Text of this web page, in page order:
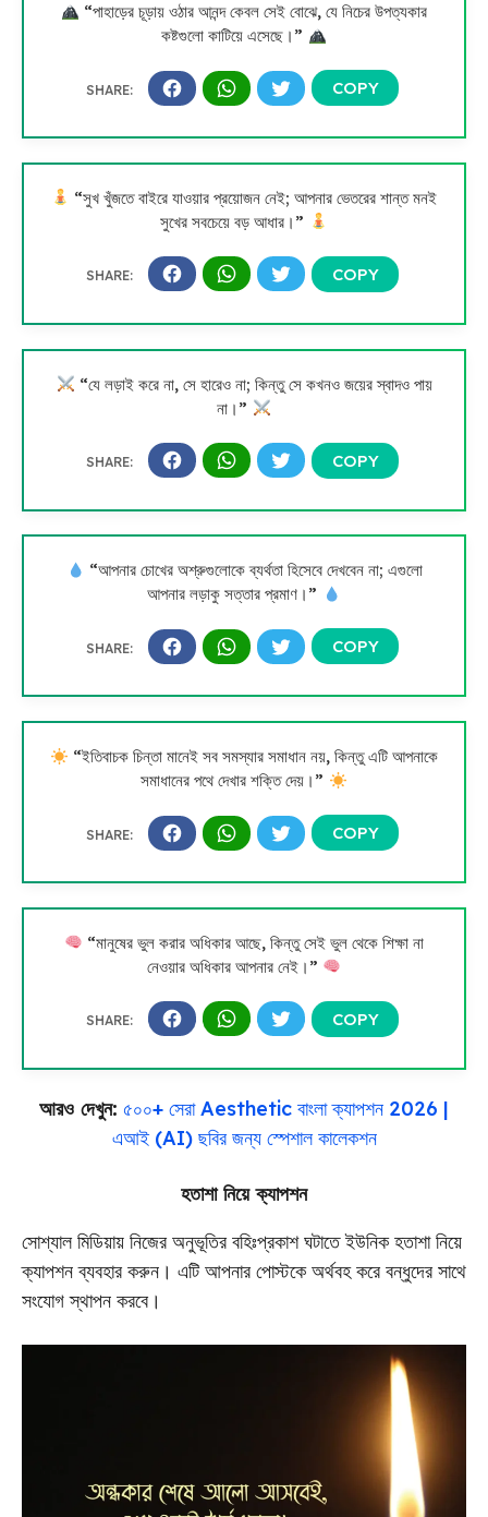
“পাহাড়ের চূড়ায় ওঠার আনন্দ কেবল সেই বোঝে, যে নিচের উপত্যকার
কষ্টগুলো কাটিয়ে এসেছে।”
“সুখ খুঁজতে বাইরে যাওয়ার প্রয়োজন নেই; আপনার ভেতরের শান্ত মনই
সুখের সবচেয়ে বড় আধার।”
“যে লড়াই করে না, সে হারেও না; কিন্তু সে কখনও জয়ের স্বাদও পায়
না।”
“আপনার চোখের অশ্রুগুলোকে ব্যর্থতা হিসেবে দেখবেন না; এগুলো
আপনার লড়াকু সত্তার প্রমাণ।”
“ইতিবাচক চিন্তা মানেই সব সমস্যার সমাধান নয়, কিন্তু এটি আপনাকে
সমাধানের পথে দেখার শক্তি দেয়।”
“মানুষের ভুল করার অধিকার আছে, কিন্তু সেই ভুল থেকে শিক্ষা না
নেওয়ার অধিকার আপনার নেই।”
আরও দেখুন: ৫০০+ সেরা Aesthetic বাংলা ক্যাপশন 2026 |
এআই (AI) ছবির জন্য স্পেশাল কালেকশন
হতাশা নিয়ে ক্যাপশন
সোশ্যাল মিডিয়ায় নিজের অনুভূতির বহিঃপ্রকাশ ঘটাতে ইউনিক হতাশা নিয়ে
ক্যাপশন ব্যবহার করুন। এটি আপনার পোস্টকে অর্থবহ করে বন্ধুদের সাথে
সংযোগ স্থাপন করবে।